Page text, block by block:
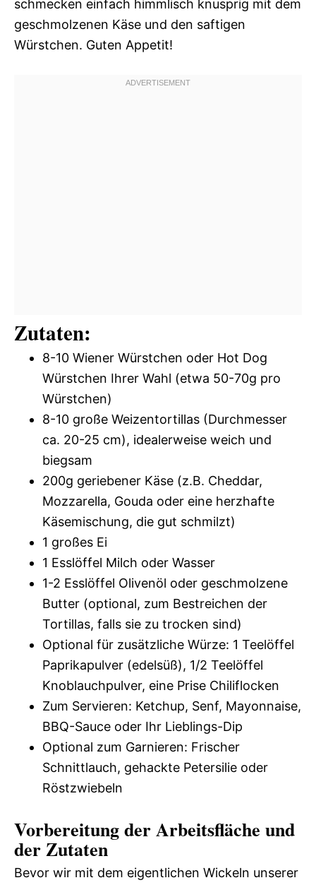
schmecken einfach himmlisch knusprig mit dem
geschmolzenen Käse und den saftigen
Würstchen. Guten Appetit!
Zutaten:
8-10 Wiener Würstchen oder Hot Dog
Würstchen Ihrer Wahl (etwa 50-70g pro
Würstchen)
8-10 große Weizentortillas (Durchmesser
ca. 20-25 cm), idealerweise weich und
biegsam
200g geriebener Käse (z.B. Cheddar,
Mozzarella, Gouda oder eine herzhafte
Käsemischung, die gut schmilzt)
1 großes Ei
1 Esslöffel Milch oder Wasser
1-2 Esslöffel Olivenöl oder geschmolzene
Butter (optional, zum Bestreichen der
Tortillas, falls sie zu trocken sind)
Optional für zusätzliche Würze: 1 Teelöffel
Paprikapulver (edelsüß), 1/2 Teelöffel
Knoblauchpulver, eine Prise Chiliflocken
Zum Servieren: Ketchup, Senf, Mayonnaise,
BBQ-Sauce oder Ihr Lieblings-Dip
Optional zum Garnieren: Frischer
Schnittlauch, gehackte Petersilie oder
Röstzwiebeln
Vorbereitung der Arbeitsfläche und
der Zutaten
Bevor wir mit dem eigentlichen Wickeln unserer